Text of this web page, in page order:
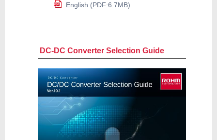
English (PDF:6.7MB)
DC-DC Converter Selection Guide